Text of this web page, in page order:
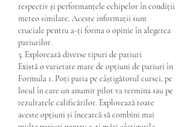
respectiv și performanțele echipelor în condiții
meteo similare. Aceste informații sunt
cruciale pentru a-ți forma o opinie în alegerea
pariurilor.
3. Explorează diverse tipuri de pariuri
Există o varietate mare de opțiuni de pariuri în
Formula 1. Poți paria pe câștigătorul cursei, pe
locul în care un anumit pilot va termina sau pe
rezultatele calificărilor. Explorează toate
aceste opțiuni și încearcă să combini mai